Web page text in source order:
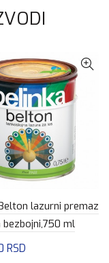
lazurni premaz
bezbojni,750 ml
RSD